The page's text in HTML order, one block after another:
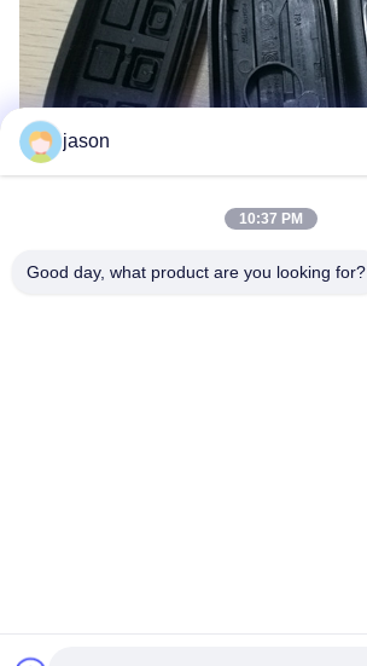
jason
10:37 PM
Good day, what product are you looking for?